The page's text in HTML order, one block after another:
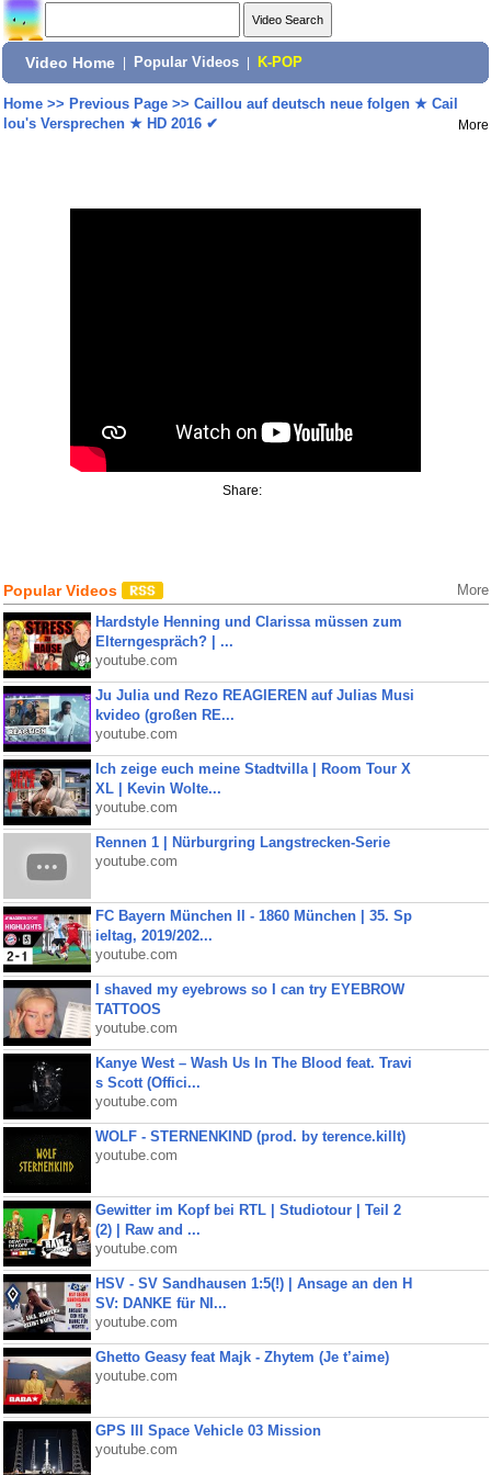
Video Home Popular Videos K-POP
Home>> Previous Page>> Caillou auf deutsch neue folgen ★ Cail
lou's Versprechen ★ HD 2016 ✔
More
Share:
Popular Videos More
Hardstyle Henning und Clarissa müssen zum
Elterngespräch? | ...
youtube.com
Ju Julia und Rezo REAGIEREN auf Julias Musi
kvideo (großen RE...
youtube.com
Ich zeige euch meine Stadtvilla | Room Tour X
XL | Kevin Wolte...
youtube.com
Rennen 1 | Nürburgring Langstrecken-Serie
youtube.com
FC Bayern München II - 1860 München | 35. Sp
ieltag, 2019/202...
youtube.com
I shaved my eyebrows so I can try EYEBROW
TATTOOS
youtube.com
Kanye West – Wash Us In The Blood feat. Travi
s Scott (Offici...
youtube.com
WOLF - STERNENKIND (prod. by terence.killt)
youtube.com
Gewitter im Kopf bei RTL | Studiotour | Teil 2
(2) | Raw and ...
youtube.com
HSV - SV Sandhausen 1:5(!) | Ansage an den H
SV: DANKE für NI...
youtube.com
Ghetto Geasy feat Majk - Zhytem (Je t’aime)
youtube.com
GPS III Space Vehicle 03 Mission
youtube.com